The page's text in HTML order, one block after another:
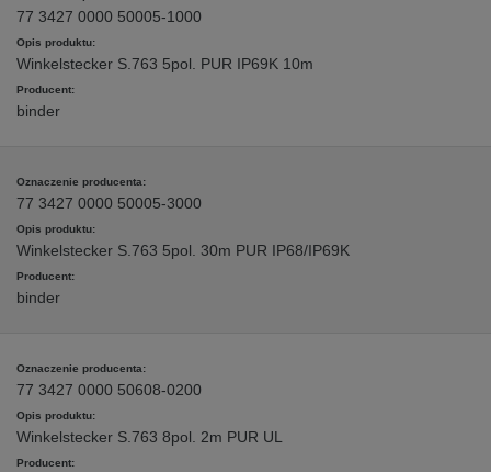
77 3427 0000 50005-1000
Winkelstecker S.763 5pol. PUR IP69K 10m
binder
77 3427 0000 50005-3000
Winkelstecker S.763 5pol. 30m PUR IP68/IP69K
binder
77 3427 0000 50608-0200
Winkelstecker S.763 8pol. 2m PUR UL